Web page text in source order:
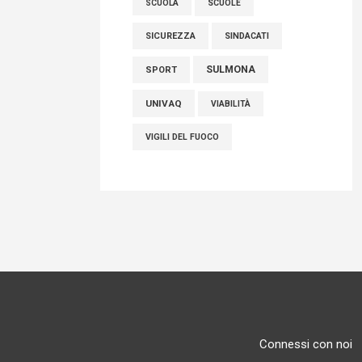
SCUOLA SCUOLE
SICUREZZA SINDACATI
SPORT SULMONA
UNIVAQ VIABILITÀ
VIGILI DEL FUOCO
Connessi con noi